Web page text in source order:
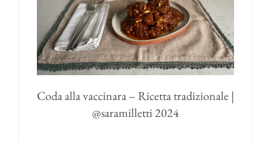
Coda alla vaccinara – Ricetta tradizionale |
@saramilletti 2024